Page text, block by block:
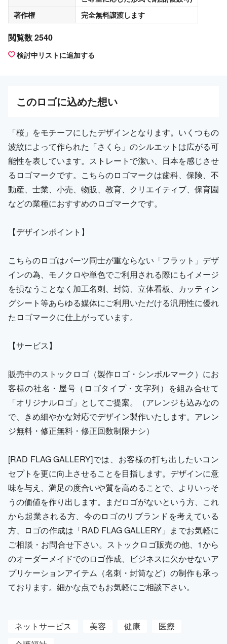
著作権
完全無料譲渡します
閲覧数 2540
検討中リストに追加する
このロゴに込めた想い
「桜」をモチーフにしたデザインとなります。いくつもの
波紋によって作られた「さくら」のシルエットは広がる可
能性を表しています。ストレートで潔い、日本を感じさせ
るロゴマークです。こちらのロゴマークは歯科、保険、不
動産、士業、小売、物販、教育、クリエイティブ、保育園
などの業種におすすめのロゴマークです。
【デザインポイント】
こちらのロゴはパーツ同士が重ならない「フラット」デザ
インの為、モノクロや単色でご利用される際にもイメージ
を損なうことなく加工名刺、封筒、立体看板、カッティン
グシート等あらゆる媒体にご利用いただける汎用性に優れ
たロゴマークに仕上がっています。
【サービス】
販売中のストックロゴ（製作ロゴ・シンボルマーク）にお
客様の社名・屋号（ロゴタイプ・文字列）を組み合せて
「オリジナルロゴ」としてご提案。（アレンジも込みなの
で、きめ細やかな対応でデザイン製作いたします。アレン
ジ無料・修正無料・修正回数制限ナシ）
[RAD FLAG GALLERY]では、お客様の打ち出したいコン
セプトを更に向上させることを目指します。デザインに意
味を与え、満足の度合いや質を高めることで、よりいっそ
うの価値を作り出します。まだロゴがないという方、これ
から起業される方、今のロゴのリブランドを考えている
方、ロゴの作成は「RAD FLAG GALLERY」までお気軽に
ご相談・お問合せ下さい。ストックロゴ販売の他、1から
のオーダーメイドでのロゴ作成、ビジネスに欠かせないア
プリケーションアイテム（名刺・封筒など）の制作も承っ
ております。細かな点でもお気軽にご相談下さい。
ネットサービス 美容 健康
医療